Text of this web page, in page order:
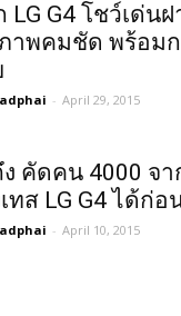
LG G4 โชว์เด่น
าพคมชัด พร้อม
- April 29, 2015
ง คัดคน 4000 จ
ทส LG G4 ได้ก่อ
- April 10, 2015